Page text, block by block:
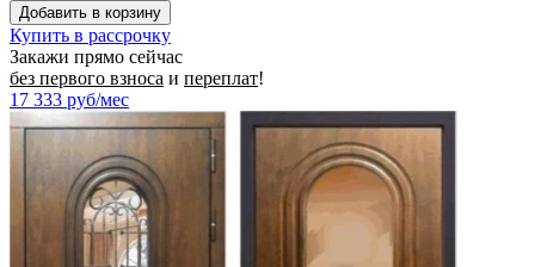
Купить в рассрочку
Закажи прямо сейчас
без первого взноса и переплат!
17 333 руб/мес